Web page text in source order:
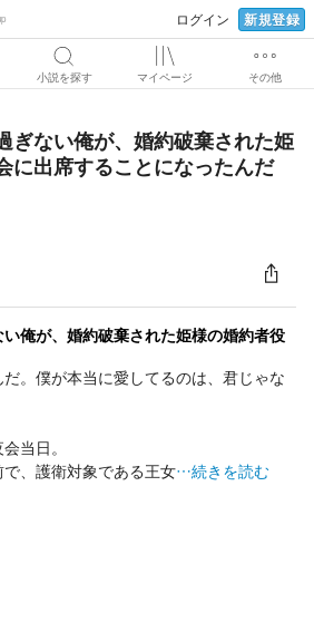
ログイン 新規登録
小説を探す マイページ その他
ぎない俺が、婚約破棄された姫
に出席することになったんだ
俺が、婚約破棄された姫様の婚約者役
だ。僕が本当に愛してるのは、君じゃな
当日。
、護衛対象である王女…続きを読む